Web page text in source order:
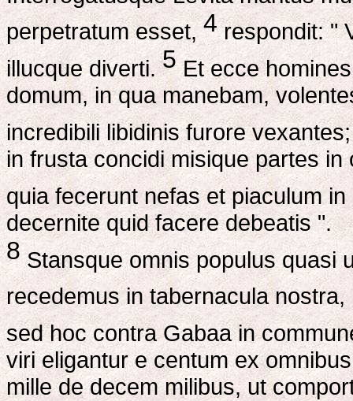
perpetratum esset,4respondit: "
illucque diverti.5Et ecce
domum, in qua manebam,
incredibili libidinis furore
in frusta concidi misique partes
quia fecerunt nefas et piaculum
decernite quid facere debeatis ".
8 Stansque omnis populus quasi
recedemus in tabernacula
sed hoc contra Gabaa in
viri eligantur e centum ex
mille de decem milibus, ut